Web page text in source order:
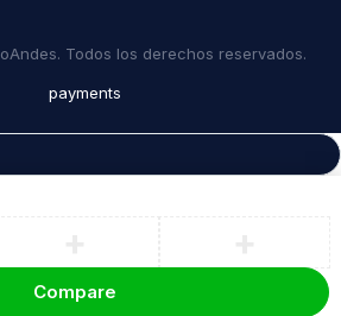
Todos los derechos reservados.
Compare